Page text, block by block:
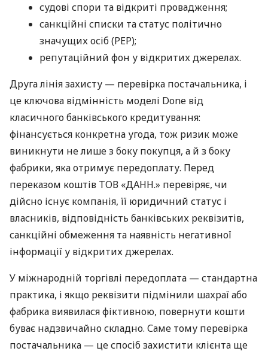
судові спори та відкриті провадження;
санкційні списки та статус політично
значущих осіб (PEP);
репутаційний фон у відкритих джерелах.
Друга лінія захисту — перевірка постачальника, і
це ключова відмінність моделі Done від
класичного банківського кредитування:
фінансується конкретна угода, тож ризик може
виникнути не лише з боку покупця, а й з боку
фабрики, яка отримує передоплату. Перед
переказом коштів ТОВ «ДАНН.» перевіряє, чи
дійсно існує компанія, її юридичний статус і
власників, відповідність банківських реквізитів,
санкційні обмеження та наявність негативної
інформації у відкритих джерелах.
У міжнародній торгівлі передоплата — стандартна
практика, і якщо реквізити підмінили шахраї або
фабрика виявилася фіктивною, повернути кошти
буває надзвичайно складно. Саме тому перевірка
постачальника — це спосіб захистити клієнта ще